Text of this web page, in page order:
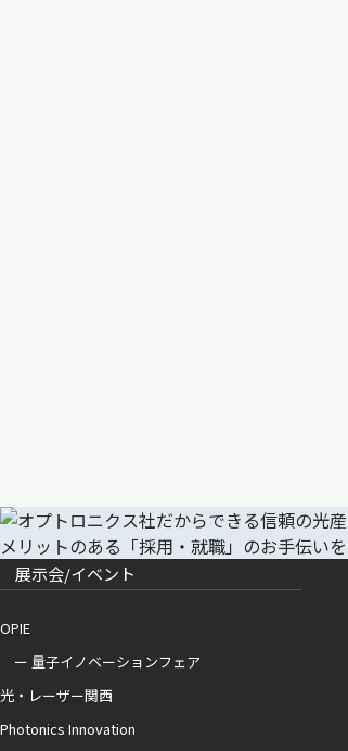
展示会/イベント
OPIE
ー 量子イノベーションフェア
光・レーザー関西
Photonics Innovation